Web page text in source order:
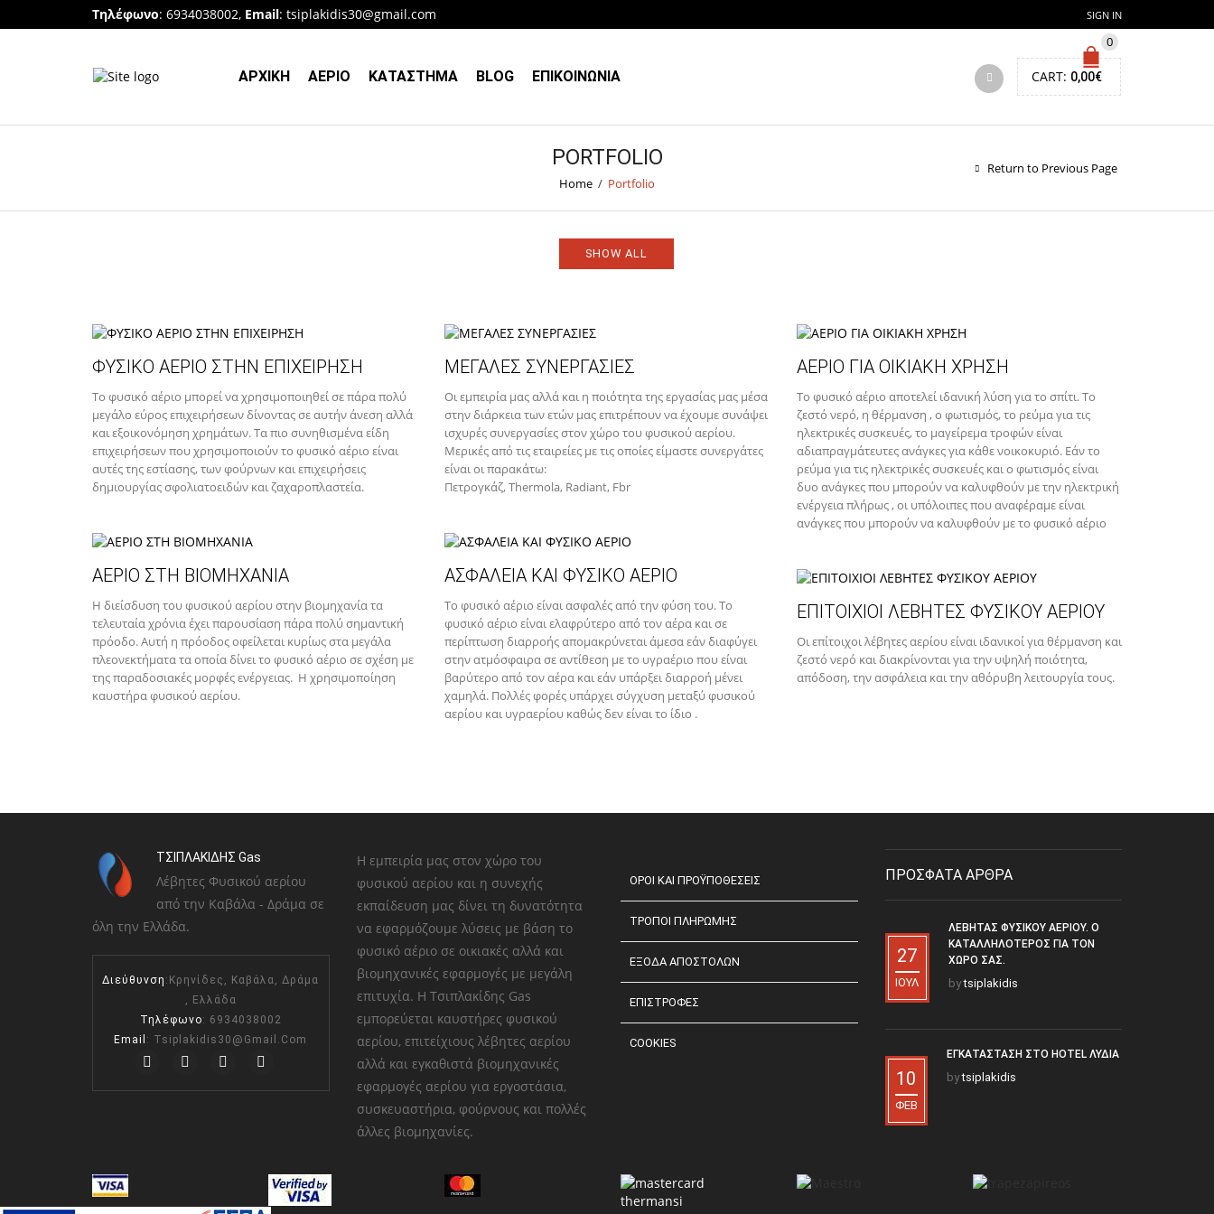
Τηλέφωνο: 6934038002, Email: tsiplakidis30@gmail.com SIGN IN
ΑΡΧΙΚΗ ΑΕΡΙΟ ΚΑΤΑΣΤΗΜΑ BLOG ΕΠΙΚΟΙΝΩΝΙΑ
0
CART: 0,00€
PORTFOLIO
Home / Portfolio
Return to Previous Page
SHOW ALL
ΦΥΣΙΚΟ ΑΕΡΙΟ ΣΤΗΝ ΕΠΙΧΕΙΡΗΣΗ
Το φυσικό αέριο μπορεί να χρησιμοποιηθεί σε πάρα πολύ
μεγάλο εύρος επιχειρήσεων δίνοντας σε αυτήν άνεση αλλά
και εξοικονόμηση χρημάτων. Τα πιο συνηθισμένα είδη
επιχειρήσεων που χρησιμοποιούν το φυσικό αέριο είναι
αυτές της εστίασης, των φούρνων και επιχειρήσεις
δημιουργίας σφολιατοειδών και ζαχαροπλαστεία.
ΜΕΓΑΛΕΣ ΣΥΝΕΡΓΑΣΙΕΣ
Οι εμπειρία μας αλλά και η ποιότητα της εργασίας μας μέσα
στην διάρκεια των ετών μας επιτρέπουν να έχουμε συνάψει
ισχυρές συνεργασίες στον χώρο του φυσικού αερίου.
Μερικές από τις εταιρείες με τις οποίες είμαστε συνεργάτες
είναι οι παρακάτω:
Πετρογκάζ, Thermola, Radiant, Fbr
ΑΕΡΙΟ ΓΙΑ ΟΙΚΙΑΚΗ ΧΡΗΣΗ
Το φυσικό αέριο αποτελεί ιδανική λύση για το σπίτι. Το
ζεστό νερό, η θέρμανση , ο φωτισμός, το ρεύμα για τις
ηλεκτρικές συσκευές, το μαγείρεμα τροφών είναι
αδιαπραγμάτευτες ανάγκες για κάθε νοικοκυριό. Εάν το
ρεύμα για τις ηλεκτρικές συσκευές και ο φωτισμός είναι
δυο ανάγκες που μπορούν να καλυφθούν με την ηλεκτρική
ενέργεια πλήρως , οι υπόλοιπες που αναφέραμε είναι
ανάγκες που μπορούν να καλυφθούν με το φυσικό αέριο
ΑΕΡΙΟ ΣΤΗ ΒΙΟΜΗΧΑΝΙΑ
Η διείσδυση του φυσικού αερίου στην βιομηχανία τα
τελευταία χρόνια έχει παρουσίαση πάρα πολύ σημαντική
πρόοδο. Αυτή η πρόοδος οφείλεται κυρίως στα μεγάλα
πλεονεκτήματα τα οποία δίνει το φυσικό αέριο σε σχέση με
της παραδοσιακές μορφές ενέργειας. Η χρησιμοποίηση
καυστήρα φυσικού αερίου.
ΑΣΦΑΛΕΙΑ ΚΑΙ ΦΥΣΙΚΟ ΑΕΡΙΟ
Το φυσικό αέριο είναι ασφαλές από την φύση του. Το
φυσικό αέριο είναι ελαφρύτερο από τον αέρα και σε
περίπτωση διαρροής απομακρύνεται άμεσα εάν διαφύγει
στην ατμόσφαιρα σε αντίθεση με το υγραέριο που είναι
βαρύτερο από τον αέρα και εάν υπάρξει διαρροή μένει
χαμηλά. Πολλές φορές υπάρχει σύγχυση μεταξύ φυσικού
αερίου και υγραερίου καθώς δεν είναι το ίδιο .
ΕΠΙΤΟΙΧΙΟΙ ΛΕΒΗΤΕΣ ΦΥΣΙΚΟΥ ΑΕΡΙΟΥ
Οι επίτοιχοι λέβητες αερίου είναι ιδανικοί για θέρμανση και
ζεστό νερό και διακρίνονται για την υψηλή ποιότητα,
απόδοση, την ασφάλεια και την αθόρυβη λειτουργία τους.
ΤΣΙΠΛΑΚΙΔΗΣ Gas
Λέβητες Φυσικού αερίου
από την Καβάλα - Δράμα σε
όλη την Ελλάδα.
Διεύθυνση :Κρηνίδες, Καβάλα, Δράμα
, Ελλάδα
Τηλέφωνο: 6934038002
Email : Tsiplakidis30@gmail.com
Η εμπειρία μας στον χώρο του
φυσικού αερίου και η συνεχής
εκπαίδευση μας δίνει τη δυνατότητα
να εφαρμόζουμε λύσεις με βάση το
φυσικό αέριο σε οικιακές αλλά και
βιομηχανικές εφαρμογές με μεγάλη
επιτυχία. Η Τσιπλακίδης Gas
εμπορεύεται καυστήρες φυσικού
αερίου, επιτείχιους λέβητες αερίου
αλλά και εγκαθιστά βιομηχανικές
εφαρμογές αερίου για εργοστάσια,
συσκευαστήρια, φούρνους και πολλές
άλλες βιομηχανίες.
ΟΡΟΙ ΚΑΙ ΠΡΟΫΠΟΘΕΣΕΙΣ
ΤΡΟΠΟΙ ΠΛΗΡΩΜΗΣ
ΕΞΟΔΑ ΑΠΟΣΤΟΛΩΝ
ΕΠΙΣΤΡΟΦΕΣ
COOKIES
ΠΡΟΣΦΑΤΑ ΑΡΘΡΑ
27
ΙΟΎΛ
ΛΈΒΗΤΑΣ ΦΥΣΙΚΟΎ ΑΕΡΊΟΥ. Ο
ΚΑΤΑΛΛΗΛΌΤΕΡΟΣ ΓΙΑ ΤΟΝ
ΧΏΡΟ ΣΑΣ.
bytsiplakidis
10
ΦΕΒ
ΕΓΚΑΤΆΣΤΑΣΗ ΣΤΟ HOTEL ΛΥΔΊΑ
bytsiplakidis